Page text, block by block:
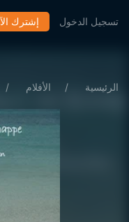
إشترك الآن تسجيل الدخول
الرئيسية الأفلام